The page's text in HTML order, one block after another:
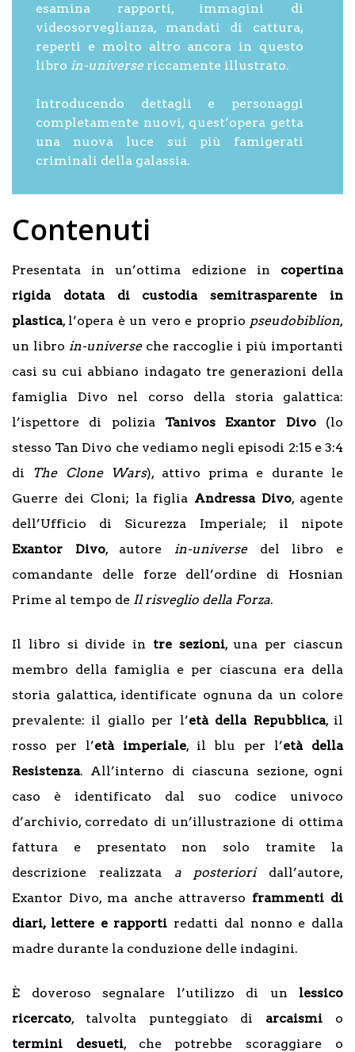
esamina rapporti, immagini di
videosorveglianza, mandati di cattura,
reperti e molto altro ancora in questo
libro in-universe riccamente illustrato.
Introducendo dettagli e personaggi
completamente nuovi, quest’opera getta
una nuova luce sui più famigerati
criminali della galassia.
Contenuti
Presentata in un’ottima edizione in copertina
rigida dotata di custodia semitrasparente in
plastica, l’opera è un vero e proprio pseudobiblion,
un libro in-universeche raccoglie i più importanti
casi su cui abbiano indagato tre generazioni della
famiglia Divo nel corso della storia galattica:
l’ispettore di polizia Tanivos Exantor Divo(lo
stesso Tan Divo che vediamo negli episodi 2:15 e 3:4
di The Clone Wars), attivo prima e durante le
Guerre dei Cloni; la figlia Andressa Divo, agente
dell’Ufficio di Sicurezza Imperiale; il nipote
Exantor Divo, autorein-universedel libro e
comandante delle forze dell’ordine di Hosnian
Prime al tempo de Il risveglio della Forza.
Il libro si divide in tre sezioni, una per ciascun
membro della famiglia e per ciascuna era della
storia galattica, identificate ognuna da un colore
prevalente: il giallo per l’età della Repubblica, il
rosso per l’età imperiale, il blu per l’età della
Resistenza. All’interno di ciascuna sezione, ogni
caso è identificato dal suo codice univoco
d’archivio, corredato di un’illustrazione di ottima
fattura e presentato non solo tramite la
descrizione realizzata a posterioridall’autore,
Exantor Divo, ma anche attraverso frammenti di
diari, lettere e rapporti redatti dal nonno e dalla
madre durante la conduzione delle indagini.
È doveroso segnalare l’utilizzo di un lessico
ricercato, talvolta punteggiato di arcaismi o
termini desueti, che potrebbe scoraggiare o